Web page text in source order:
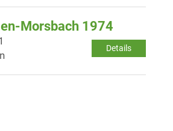
Morsbach 1974
Details